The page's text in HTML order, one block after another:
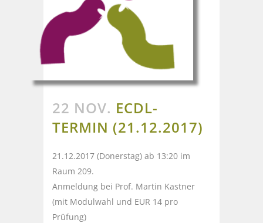
22 NOV. ECDL-
TERMIN (21.12.2017)
21.12.2017 (Donerstag) ab 13:20 im
Raum 209.
Anmeldung bei Prof. Martin Kastner
(mit Modulwahl und EUR 14 pro
Prüfung)